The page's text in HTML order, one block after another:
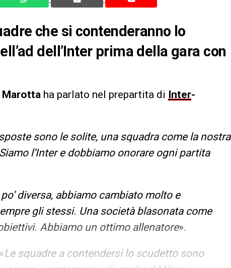
che si contenderanno lo
dell’Inter prima della gara con
Marotta ha parlato nel prepartita di Inter-
sono le solite, una squadra come la nostra
l’Inter e dobbiamo onorare ogni partita
diversa, abbiamo cambiato molto e
gli stessi. Una società blasonata come
Abbiamo un ottimo allenatore».
Le squadre a contendersi lo scudetto sono